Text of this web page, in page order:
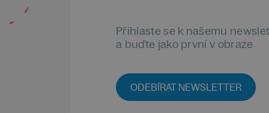
Přihlaste se k našemu
a buďte jako první v obraze
ODEBÍRAT NEWSLETTER